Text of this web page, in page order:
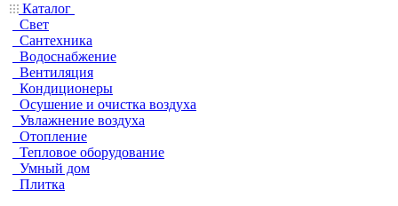
Каталог
Свет
Сантехника
Водоснабжение
Вентиляция
Кондиционеры
Осушение и очистка воздуха
Увлажнение воздуха
Отопление
Тепловое оборудование
Умный дом
Плитка